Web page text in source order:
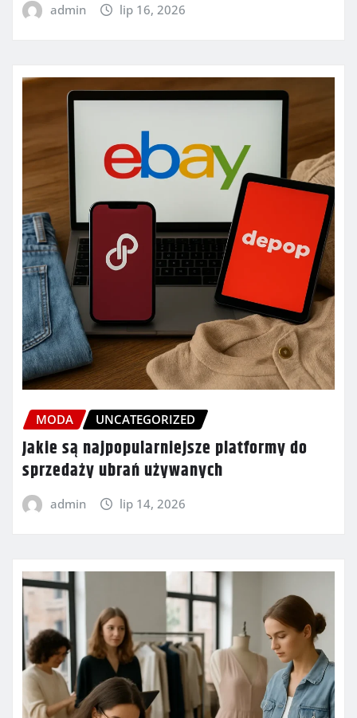
admin lip 16, 2026
MODA UNCATEGORIZED
Jakie są najpopularniejsze platformy do
sprzedaży ubrań używanych
admin lip 14, 2026